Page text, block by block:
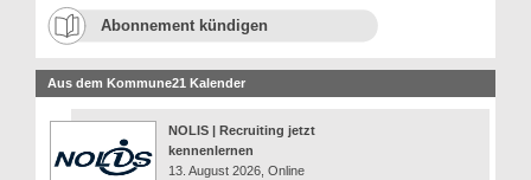
Abonnement kündigen
Aus dem Kommune21 Kalender
NOLIS | Recruiting jetzt
kennenlernen
13. August 2026, Online